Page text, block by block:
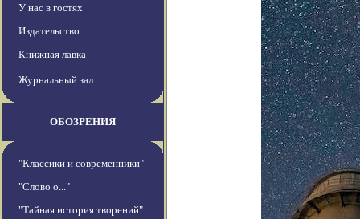
У нас в гостях
Издательство
Книжная лавка
Журнальный зал
ОБОЗРЕНИЯ
"Классики и современники"
"Слово о..."
"Тайная история творений"